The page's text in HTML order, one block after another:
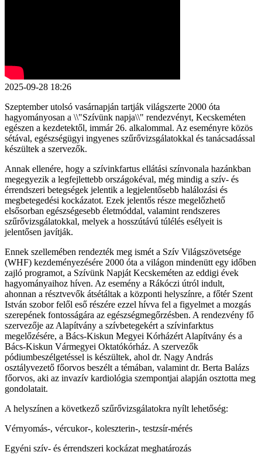
2025-09-28 18:26
Szeptember utolsó vasárnapján tartják világszerte 2000 óta
hagyományosan a \\"Szívünk napja\\" rendezvényt, Kecskeméten
egészen a kezdetektől, immár 26. alkalommal. Az eseményre közös
sétával, egészségügyi ingyenes szűrővizsgálatokkal és tanácsadással
készültek a szervezők.
Annak ellenére, hogy a szívinkfartus ellátási színvonala hazánkban
megegyezik a legfejlettebb országokéval, még mindig a szív- és
érrendszeri betegségek jelentik a legjelentősebb halálozási és
megbetegedési kockázatot. Ezek jelentős része megelőzhető
elsősorban egészségesebb életmóddal, valamint rendszeres
szűrővizsgálatokkal, melyek a hosszútávú túlélés esélyeit is
jelentősen javítják.
Ennek szellemében rendezték meg ismét a Szív Világszövetsége
(WHF) kezdeményezésére 2000 óta a világon mindenütt egy időben
zajló programot, a Szívünk Napját Kecskeméten az eddigi évek
hagyományaihoz híven. Az esemény a Rákóczi útról indult,
ahonnan a résztvevők átsétáltak a központi helyszínre, a főtér Szent
István szobor felől eső részére ezzel hívva fel a figyelmet a mozgás
szerepének fontosságára az egészségmegőrzésben. A rendezvény fő
szervezője az Alapítvány a szívbetegekért a szívinfarktus
megelőzésére, a Bács-Kiskun Megyei Kórházért Alapítvány és a
Bács-Kiskun Vármegyei Oktatókórház. A szervezők
pódiumbeszélgetéssel is készültek, ahol dr. Nagy András
osztályvezető főorvos beszélt a témában, valamint dr. Berta Balázs
főorvos, aki az invazív kardiológia szempontjai alapján osztotta meg
gondolatait.
A helyszínen a következő szűrővizsgálatokra nyílt lehetőség:
Vérnyomás-, vércukor-, koleszterin-, testzsír-mérés
Egyéni szív- és érrendszeri kockázat meghatározás